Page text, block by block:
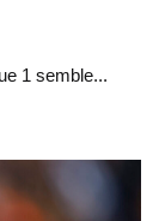
1 semble...